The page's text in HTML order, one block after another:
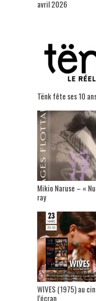
avril 2026
Tënk fête ses 10
Mikio Naruse – «
ray
WIVES (1975) au
l’écran